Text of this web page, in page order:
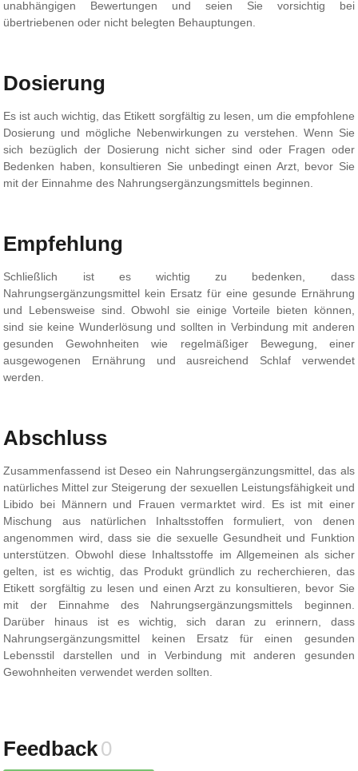
unabhängigen Bewertungen und seien Sie vorsichtig bei
übertriebenen oder nicht belegten Behauptungen.
Dosierung
Es ist auch wichtig, das Etikett sorgfältig zu lesen, um die empfohlene
Dosierung und mögliche Nebenwirkungen zu verstehen. Wenn Sie
sich bezüglich der Dosierung nicht sicher sind oder Fragen oder
Bedenken haben, konsultieren Sie unbedingt einen Arzt, bevor Sie
mit der Einnahme des Nahrungsergänzungsmittels beginnen.
Empfehlung
Schließlich ist es wichtig zu bedenken, dass
Nahrungsergänzungsmittel kein Ersatz für eine gesunde Ernährung
und Lebensweise sind. Obwohl sie einige Vorteile bieten können,
sind sie keine Wunderlösung und sollten in Verbindung mit anderen
gesunden Gewohnheiten wie regelmäßiger Bewegung, einer
ausgewogenen Ernährung und ausreichend Schlaf verwendet
werden.
Abschluss
Zusammenfassend ist Deseo ein Nahrungsergänzungsmittel, das als
natürliches Mittel zur Steigerung der sexuellen Leistungsfähigkeit und
Libido bei Männern und Frauen vermarktet wird. Es ist mit einer
Mischung aus natürlichen Inhaltsstoffen formuliert, von denen
angenommen wird, dass sie die sexuelle Gesundheit und Funktion
unterstützen. Obwohl diese Inhaltsstoffe im Allgemeinen als sicher
gelten, ist es wichtig, das Produkt gründlich zu recherchieren, das
Etikett sorgfältig zu lesen und einen Arzt zu konsultieren, bevor Sie
mit der Einnahme des Nahrungsergänzungsmittels beginnen.
Darüber hinaus ist es wichtig, sich daran zu erinnern, dass
Nahrungsergänzungsmittel keinen Ersatz für einen gesunden
Lebensstil darstellen und in Verbindung mit anderen gesunden
Gewohnheiten verwendet werden sollten.
Feedback0